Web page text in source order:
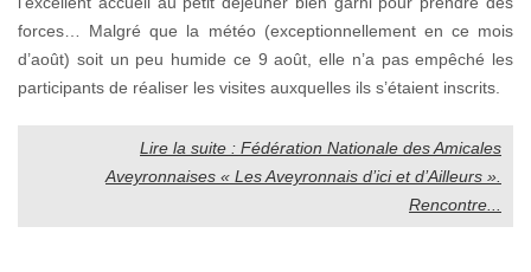
forces… Malgré que la météo (exceptionnellement en ce mois
d’août) soit un peu humide ce 9 août, elle n’a pas empêché les
participants de réaliser les visites auxquelles ils s’étaient inscrits.
Lire la suite : Fédération Nationale des Amicales
Aveyronnaises « Les Aveyronnais d’ici et d’Ailleurs ».
Rencontre...